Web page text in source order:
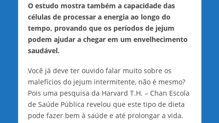
O estudo mostra também a capacidade das
células de processar a energia ao longo do
tempo, provando que os períodos de jejum
podem ajudar a chegar em um envelhecimento
saudável.
Você já deve ter ouvido falar muito sobre os
malefícios do jejum intermitente, não é mesmo?
Pois uma pesquisa da Harvard T.H. – Chan Escola
de Saúde Pública revelou que este tipo de dieta
pode fazer bem à saúde e até prolongar a vida.